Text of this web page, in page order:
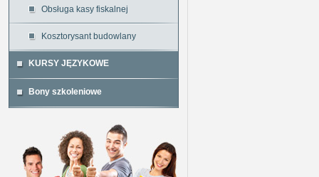
Obsługa kasy fiskalnej
Kosztorysant budowlany
KURSY JĘZYKOWE
Bony szkoleniowe